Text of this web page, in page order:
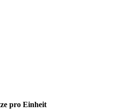
pro Einheit